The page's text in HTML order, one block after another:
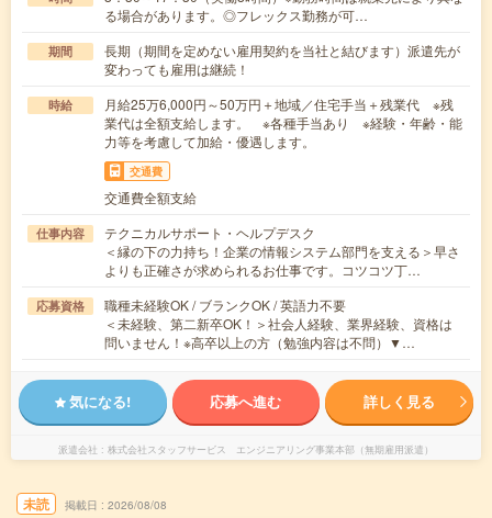
る場合があります。◎フレックス勤務が可…
期間
長期（期間を定めない雇用契約を当社と結びます）派遣先が
変わっても雇用は継続！
時給
月給25万6,000円～50万円＋地域／住宅手当＋残業代 ※残
業代は全額支給します。 ※各種手当あり ※経験・年齢・能
力等を考慮して加給・優遇します。
交通費
交通費全額支給
仕事内容
テクニカルサポート・ヘルプデスク
＜縁の下の力持ち！企業の情報システム部門を支える＞早さ
よりも正確さが求められるお仕事です。コツコツ丁…
応募資格
職種未経験OK / ブランクOK / 英語力不要
＜未経験、第二新卒OK！＞社会人経験、業界経験、資格は
問いません！※高卒以上の方（勉強内容は不問）▼…
気になる! 応募へ進む 詳しく見る
派遣会社 株式会社スタッフサービス エンジニアリング事業本部（無期雇用派遣）
未読 掲載日 2026/08/08